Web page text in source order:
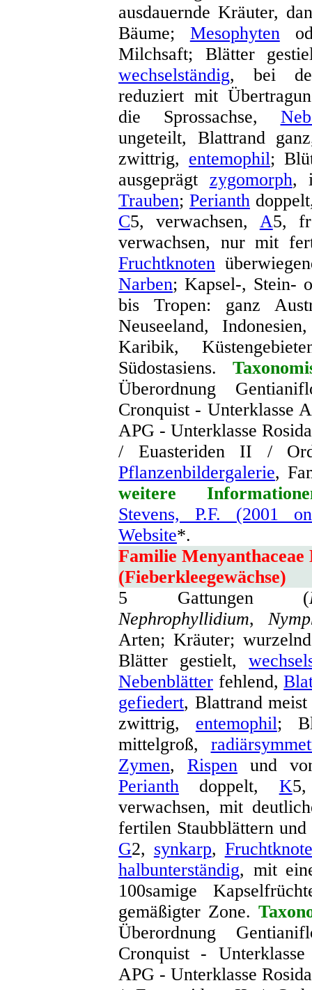
ausdauernde Kräuter,
Bäume; Mesophyten
Milchsaft; Blätter
wechselständig, bei
reduziert mit
die Sprossachse,
ungeteilt, Blattrand
zwittrig, entemophil;
ausgeprägt zygomorph,
Trauben; Perianth
C5, verwachsen, A5,
verwachsen, nur mit
Fruchtknoten
Narben; Kapsel-, Stein-
bis Tropen: ganz
Neuseeland,
Karibik,
Südostasiens.
Überordnung
Cronquist - Unterklasse
APG - Unterklasse
/ Euasteriden II /
Pflanzenbildergalerie,
weitere
Stevens, P.F. (2001
Website*.
Familie Menyanthaceae
(Fieberkleegewächse)
5 Gattungen (
Nephrophyllidium,
Arten; Kräuter;
Blätter gestielt,
Nebenblätter fehlend,
gefiedert, Blattrand
zwittrig, entemophil;
mittelgroß,
Zymen, Rispen und
Perianth doppelt, K
verwachsen, mit
fertilen Staubblättern
G2, synkarp,
halbunterständig, mit
100samige
gemäßigter Zone.
Überordnung
Cronquist -
APG - Unterklasse